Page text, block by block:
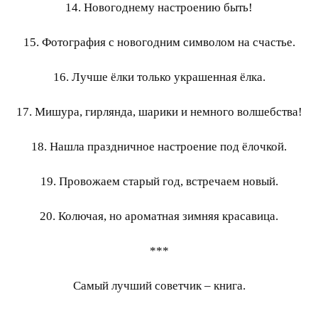
14. Новогоднему настроению быть!
15. Фотография с новогодним символом на счастье.
16. Лучше ёлки только украшенная ёлка.
17. Мишура, гирлянда, шарики и немного волшебства!
18. Нашла праздничное настроение под ёлочкой.
19. Провожаем старый год, встречаем новый.
20. Колючая, но ароматная зимняя красавица.
***
Самый лучший советчик – книга.